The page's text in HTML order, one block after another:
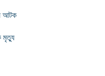
আটক
মৃত্যু